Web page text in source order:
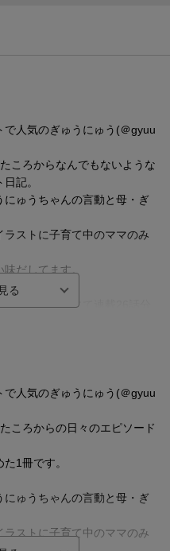
で人気のぎゅうにゅう(＠gyuu
ころからなんでもないような
記。
ゅうちゃんの言動と母・ぎ
ストに子育て中のママのみ
だしてます。
チクリ！」にて連載26話分
ちゃ痛い
なんだろ…
ぎる
で人気のぎゅうにゅう(＠gyuu
ころからの日々のエピソード
1冊です。
ゅうちゃんの言動と母・ぎ
ストに子育て中のママのみ